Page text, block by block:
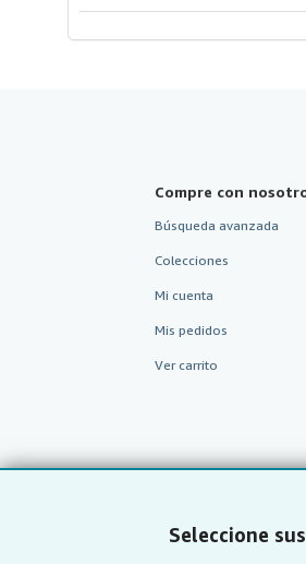
Seleccione
Compre con
Búsqueda avanzada
Colecciones
Mi cuenta
Mis pedidos
Ver carrito